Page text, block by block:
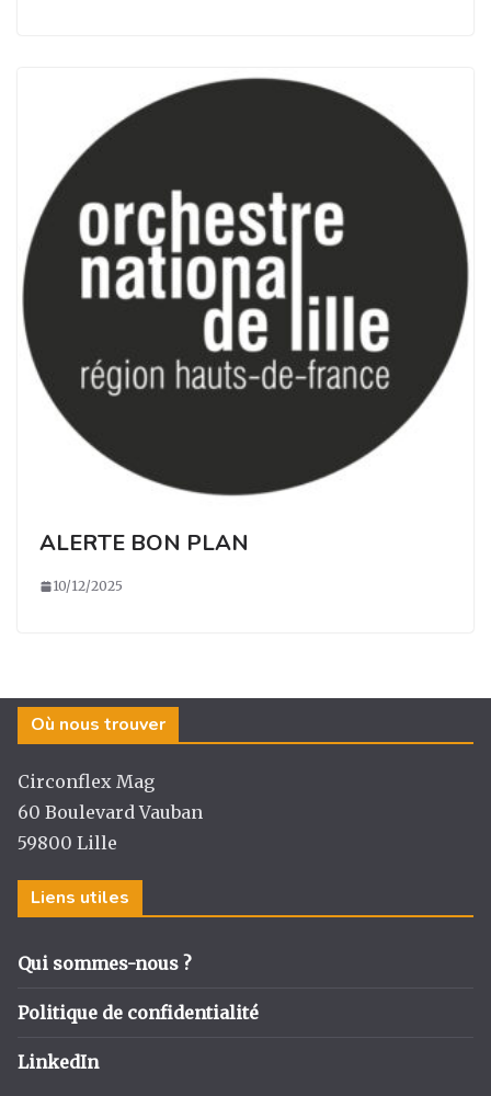
ALERTE BON PLAN
10/12/2025
Où nous trouver
Circonflex Mag
60 Boulevard Vauban
59800 Lille
Liens utiles
Qui sommes-nous ?
Politique de confidentialité
LinkedIn